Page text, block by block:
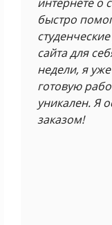
быстро
сайта для
недели, я
готовую
уникален. Я
заказом!